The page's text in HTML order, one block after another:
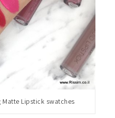
Matte Lipstick swatches